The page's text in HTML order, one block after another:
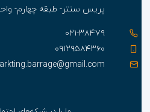
پریس سنتر- طبقه چهارم- واحد
۰۲۱-۳۸۴۷۹
۰۹۱۲۹۵۸۴۳۶۰